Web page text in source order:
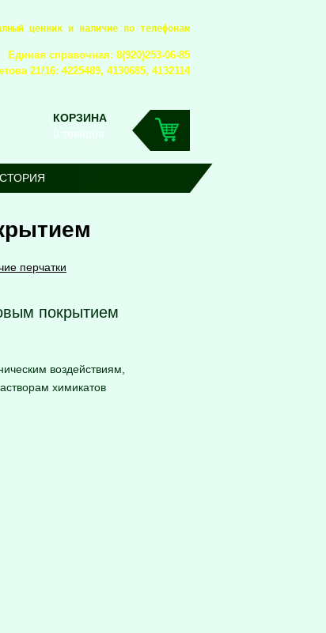
КОРЗИНА
0 товаров
ценник и наличие по телефонам
Единая справочная: 8(920)253-06-85
21/16: 4225489, 4130685, 4132114
перчатки
покрытием
воздействиям,
химикатов